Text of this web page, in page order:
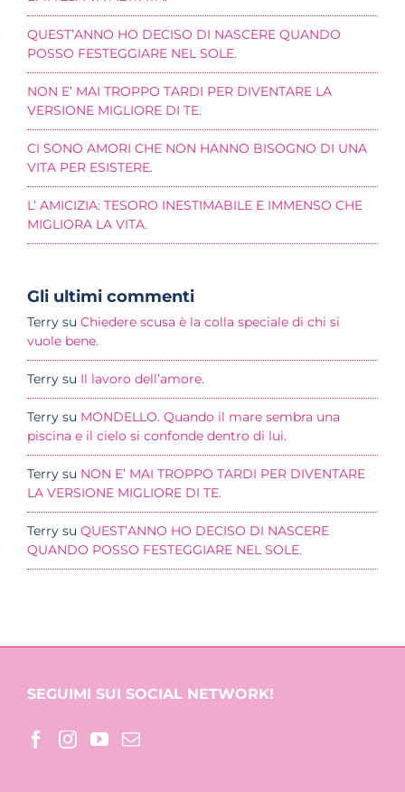
QUEST’ANNO HO DECISO DI NASCERE QUANDO
POSSO FESTEGGIARE NEL SOLE.
NON E’ MAI TROPPO TARDI PER DIVENTARE LA
VERSIONE MIGLIORE DI TE.
CI SONO AMORI CHE NON HANNO BISOGNO DI UNA
VITA PER ESISTERE.
L’ AMICIZIA: TESORO INESTIMABILE E IMMENSO CHE
MIGLIORA LA VITA.
Gli ultimi commenti
Terry su Chiedere scusa è la colla speciale di chi si
vuole bene.
Terry su Il lavoro dell’amore.
Terry su MONDELLO. Quando il mare sembra una
piscina e il cielo si confonde dentro di lui.
Terry su NON E’ MAI TROPPO TARDI PER DIVENTARE
LA VERSIONE MIGLIORE DI TE.
Terry su QUEST’ANNO HO DECISO DI NASCERE
QUANDO POSSO FESTEGGIARE NEL SOLE.
SEGUIMI SUI SOCIAL NETWORK!